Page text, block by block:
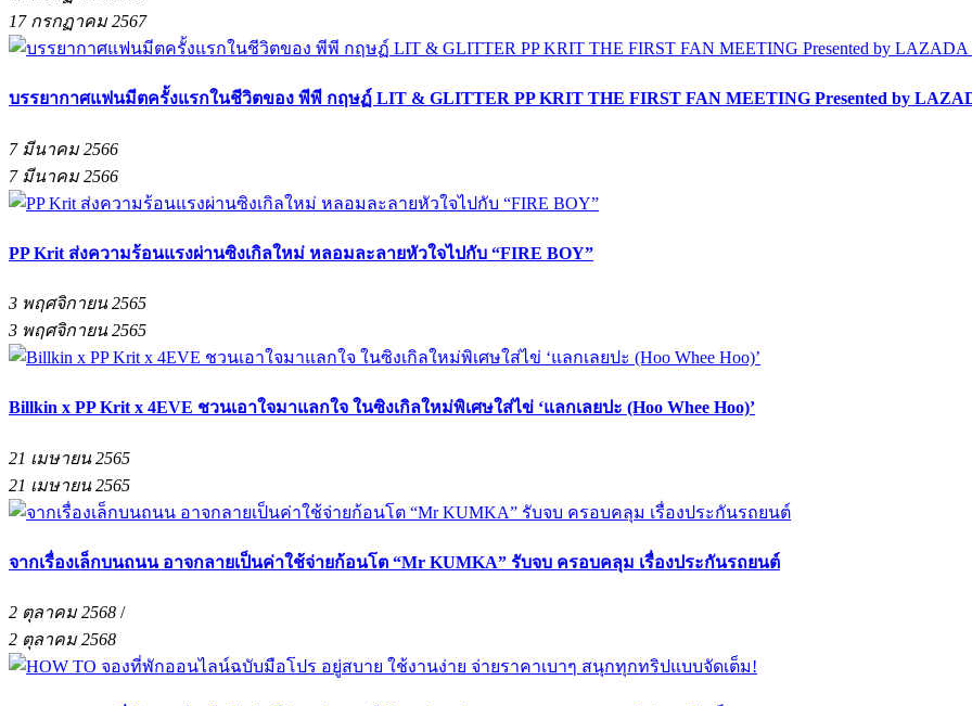
17 กรกฏาคม 2567
บรรยากาศแฟนมีตครั้งแรกในชีวิตของ พีพี กฤษฏ์ LIT & GLITTER PP KRIT THE FIRST FAN MEETING Presented by
7 มีนาคม 2566
7 มีนาคม 2566
PP Krit ส่งความร้อนแรงผ่านซิงเกิลใหม่ หลอมละลายหัวใจไปกับ “FIRE BOY”
3 พฤศจิกายน 2565
3 พฤศจิกายน 2565
Billkin x PP Krit x 4EVE ชวนเอาใจมาแลกใจ ในซิงเกิลใหม่พิเศษใส่ไข่ ‘แลกเลยปะ (Hoo Whee Hoo)’
21 เมษายน 2565
21 เมษายน 2565
จากเรื่องเล็กบนถนน อาจกลายเป็นค่าใช้จ่ายก้อนโต “Mr KUMKA” รับจบ ครอบคลุม เรื่องประกันรถยนต์
2 ตุลาคม 2568 /
2 ตุลาคม 2568